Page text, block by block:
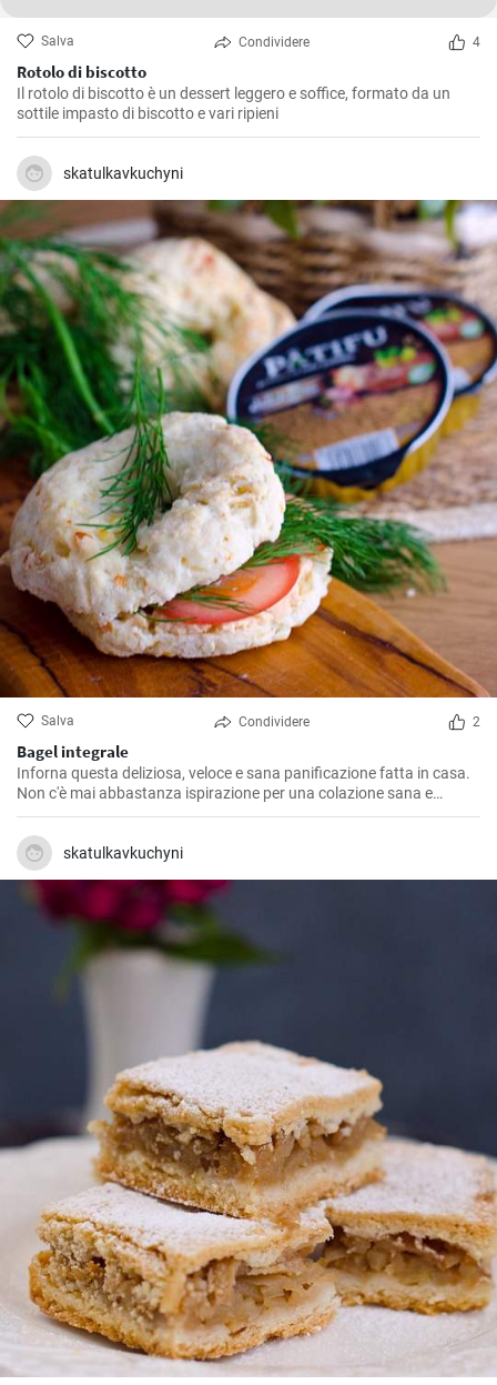
Salva Condividere 4
Rotolo di biscotto
Il rotolo di biscotto è un dessert leggero e soffice, formato da un
sottile impasto di biscotto e vari ripieni
skatulkavkuchyni
Salva Condividere 2
Bagel integrale
Inforna questa deliziosa, veloce e sana panificazione fatta in casa.
Non c'è mai abbastanza ispirazione per una colazione sana e
gustosa.
skatulkavkuchyni